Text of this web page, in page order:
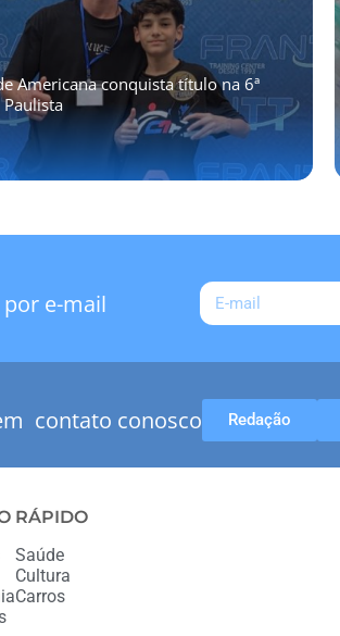
Americana conquista título na 6ª
Paulista
e-mail
contato conosco Redação
RÁPIDO
Saúde
Cultura
Carros